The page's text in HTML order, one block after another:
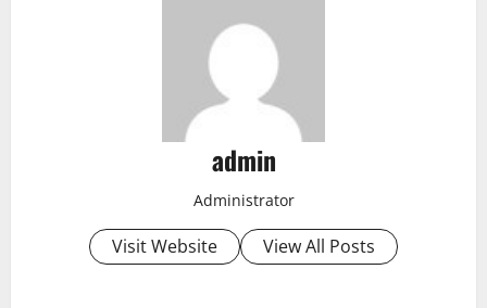
admin
Administrator
Visit Website View All Posts